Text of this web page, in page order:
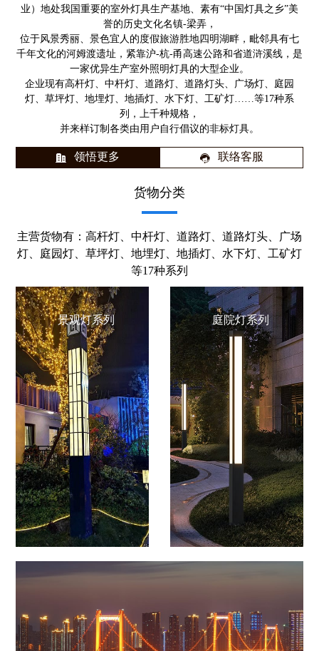
业）地处我国重要的室外灯具生产基地、素有“中国灯具之乡”美
誉的历史文化名镇-梁弄，
位于风景秀丽、景色宜人的度假旅游胜地四明湖畔，毗邻具有七
千年文化的河姆渡遗址，紧靠沪-杭-甬高速公路和省道浒溪线，是
一家优异生产室外照明灯具的大型企业。
企业现有高杆灯、中杆灯、道路灯、道路灯头、广场灯、庭园
灯、草坪灯、地埋灯、地插灯、水下灯、工矿灯……等17种系
列，上千种规格，
并来样订制各类由用户自行倡议的非标灯具。
领悟更多 联络客服
货物分类
主营货物有：高杆灯、中杆灯、道路灯、道路灯头、广场
灯、庭园灯、草坪灯、地埋灯、地插灯、水下灯、工矿灯
等17种系列
景观灯系列 庭院灯系列